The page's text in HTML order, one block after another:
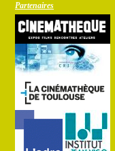
Partenaires